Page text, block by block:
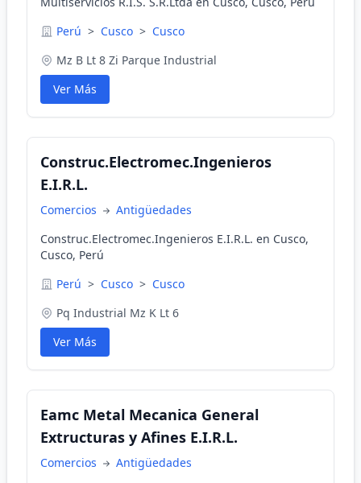
Perú > Cusco > Cusco
Mz B Lt 8 Zi Parque Industrial
Ver Más
Construc.Electromec.Ingenieros
E.I.R.L.
Comercios
Antigüedades
Construc.Electromec.Ingenieros E.I.R.L. en Cusco,
Cusco, Perú
Perú > Cusco > Cusco
Pq Industrial Mz K Lt 6
Ver Más
Eamc Metal Mecanica General
Extructuras y Afines E.I.R.L.
Comercios
Antigüedades